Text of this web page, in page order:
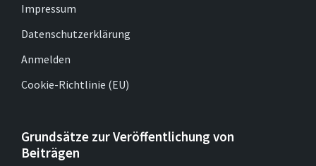
Impressum
Datenschutzerklärung
Anmelden
Cookie-Richtlinie (EU)
Grundsätze zur Veröffentlichung von
Beiträgen